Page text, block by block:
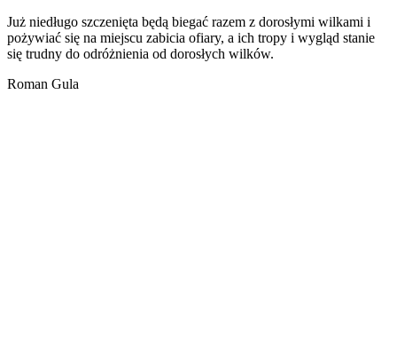
Już niedługo szczenięta będą biegać razem z dorosłymi wilkami i
pożywiać się na miejscu zabicia ofiary, a ich tropy i wygląd stanie
się trudny do odróżnienia od dorosłych wilków.
Roman Gula